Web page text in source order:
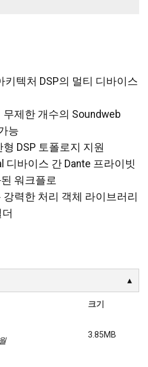
키텍처 DSP의 멀티 디바이스
제한 개수의 Soundweb
능
DSP 토폴로지 지원
디바이스 간 Dante 프라이빗
워크플로
력한 처리 객체 라이브러리
크기
3.85MB